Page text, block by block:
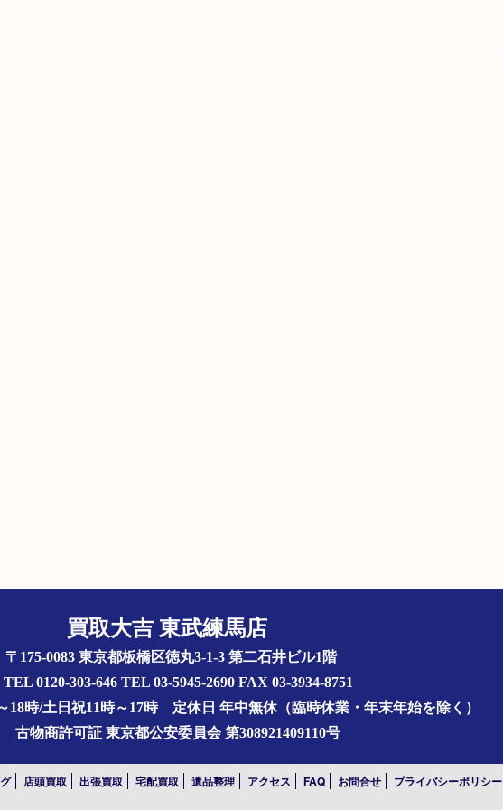
買取大吉 東武練馬店
〒175-0083 東京都板橋区徳丸3-1-3 第二石井ビル1階
TEL 0120-303-646 TEL 03-5945-2690 FAX 03-3934-8751
18時/土日祝11時～17時 定休日 年中無休（臨時休業・年末年始を除く）
古物商許可証 東京都公安委員会 第308921409110号
店頭買取 出張買取 宅配買取 遺品整理 アクセス FAQ お問合せ プライバシーポリシー